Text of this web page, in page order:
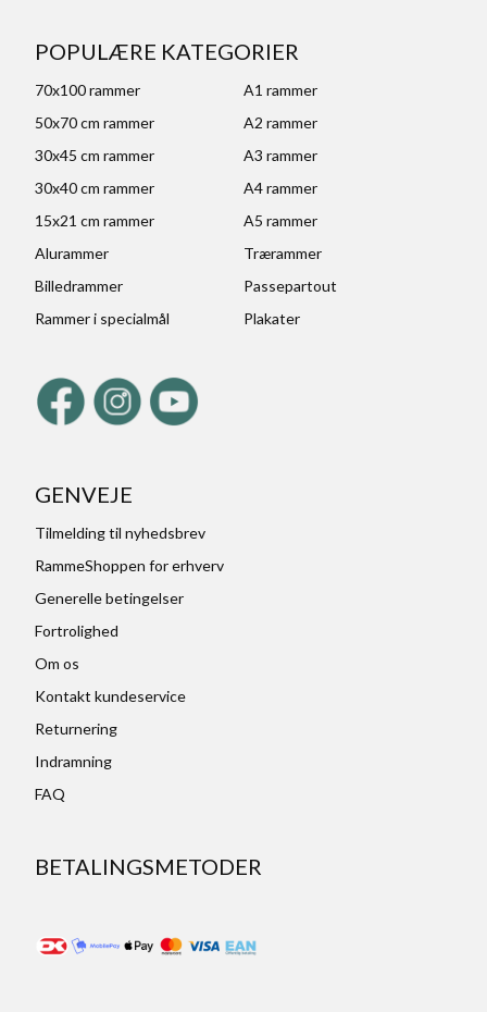
POPULÆRE KATEGORIER
70x100 rammer
A1 rammer
50x70 cm rammer
A2 rammer
30x45 cm rammer
A3 rammer
30x40 cm rammer
A4 rammer
15x21 cm rammer
A5 rammer
Alurammer
Trærammer
Billedrammer
Passepartout
Rammer i specialmål
Plakater
GENVEJE
Tilmelding til nyhedsbrev
RammeShoppen for erhverv
Generelle betingelser
Fortrolighed
Om os
Kontakt kundeservice
Returnering
Indramning
FAQ
BETALINGSMETODER